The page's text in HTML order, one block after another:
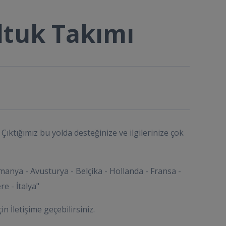
Takımı
bu yolda desteğinize ve ilgilerinize çok
- Avusturya - Belçika - Hollanda - Fransa -
- İtalya"
İletişime geçebilirsiniz.